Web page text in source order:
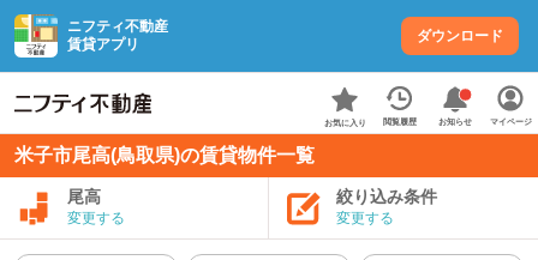
ニフティ不動産
賃貸アプリ
ダウンロード
お気に入り 閲覧履歴 お知らせ マイページ
米子市尾高(鳥取県)の賃貸物件一覧
尾高
変更する
絞り込み条件
変更する